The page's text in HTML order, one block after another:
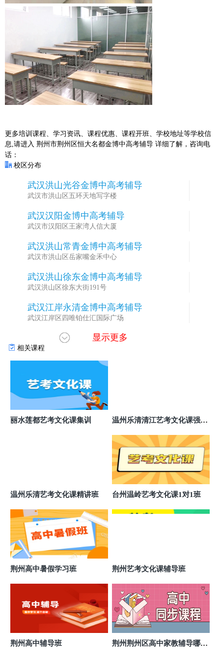
更多培训课程、学习资讯、课程优惠、课程开班、学校地址等学校信
息,请进入 荆州市荆州区恒大名都金博中高考辅导 详细了解，咨询电
话：
校区分布
武汉洪山光谷金博中高考辅导
武汉市洪山区五环天地写字楼
武汉汉阳金博中高考辅导
武汉市汉阳区王家湾人信大厦
武汉洪山常青金博中高考辅导
武汉市洪山区岳家嘴金禾中心
武汉洪山徐东金博中高考辅导
武汉洪山区徐东大街191号
武汉江岸永清金博中高考辅导
武汉江岸区四唯铂仕汇国际广场
武汉武昌中南金博中高考辅导
武汉武昌区中南路中建广场B座
荆门掇刀区金博中高考辅导
荆门市掇刀区虎牙关大道195号鸿盛家园加油站旁
荆门东宝区金博中高考辅导
湖北省荆门市东宝区白云大道101号商务中心
湖北省荆门市东宝区中天街46号
荆州市荆州区金博中高考辅导
11 荆州市荆州区万达金博中高考辅导
12 荆州沙市区北京路金博中高考辅导
湖北省沙市区北京中路华泰大厦
13 荆州市荆州区城中城金博中高考辅导
14 荆州沙市区江津路金博中高考辅导
湖北省沙市区江津路大润发斜对面景湖尚城
荆州市荆州区恒大名都金博中高考辅导
湖北省荆州市恒大名都一期营销中心旁
16 荆州沙市区金博中高考辅导
显示更多
相关课程
丽水莲都艺考文化课集训
温州乐清清江艺考文化课强化
温州乐清艺考文化课精讲班 台州温岭艺考文化课1对1班
荆州高中暑假学习班 荆州艺考文化课辅导班
荆州高中辅导班
荆州荆州区高中家教辅导哪家